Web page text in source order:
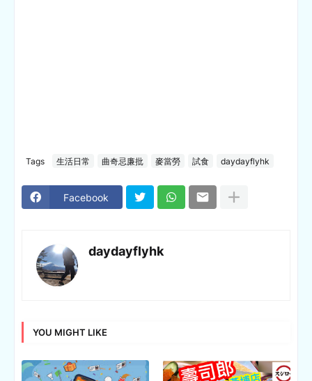
Tags 生活日常 曲奇忌廉批 麥當勞 試食 daydayflyhk
Facebook
daydayflyhk
YOU MIGHT LIKE